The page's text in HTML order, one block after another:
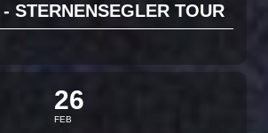
STERNENSEGLER TOUR
26
FEB